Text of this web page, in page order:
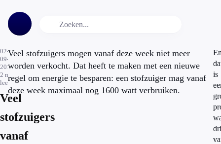
02-
09-
2014
2 min.
leestijd
Veel
stofzuigers
vanaf
Veel stofzuigers mogen vanaf deze week niet meer
worden verkocht. Dat heeft te maken met een nieuwe
regel om energie te besparen: een stofzuiger mag vanaf
deze week maximaal nog 1600 watt verbruiken.
is